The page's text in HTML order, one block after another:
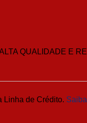
QUALIDADE E
Linha de Crédito.